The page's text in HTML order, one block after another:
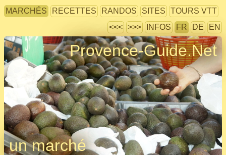
MARCHÉS RECETTES RANDOS SITES
TOURS VTT
<<< >>> INFOS FR DE EN
Provence-Guide.Net
un marché